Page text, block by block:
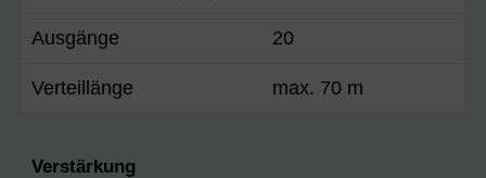
Ausgänge 20
Verteillänge max. 70 m
Verstärkung